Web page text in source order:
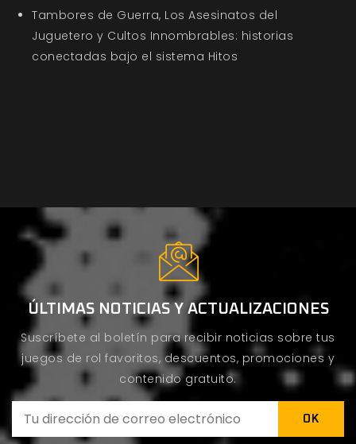
Tambores de Guerra, Los Asesinatos del
Juguetero y Cultos Innombrables: historias
conectadas bajo el sistema Hitos
ÚLTIMAS NOTICIAS Y ACTUALIZACIONES
Suscríbete al boletín para recibir noticias sobre tus
juegos de rol favoritos, descuentos, promociones y
contenido gratuito.